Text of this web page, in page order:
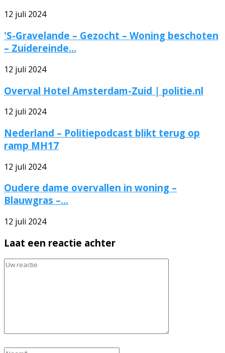
12 juli 2024
'S-Gravelande – Gezocht – Woning beschoten
– Zuidereinde...
12 juli 2024
Overval Hotel Amsterdam-Zuid | politie.nl
12 juli 2024
Nederland – Politiepodcast blikt terug op
ramp MH17
12 juli 2024
Oudere dame overvallen in woning –
Blauwgras –...
12 juli 2024
Laat een reactie achter